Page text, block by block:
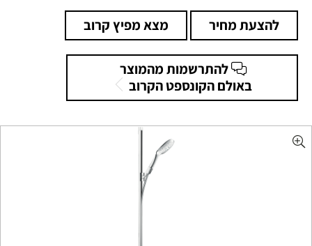
להצעת מחיר מצא מפיץ קרוב
להתרשמות מהמוצר
באולם הקונספט הקרוב